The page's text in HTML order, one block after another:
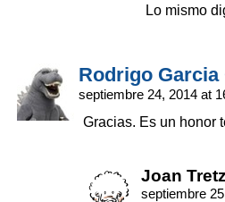
Lo mismo
Rodrigo Garcia
septiembre 24, 2014 at
Gracias. Es un honor
Joan
septiembre